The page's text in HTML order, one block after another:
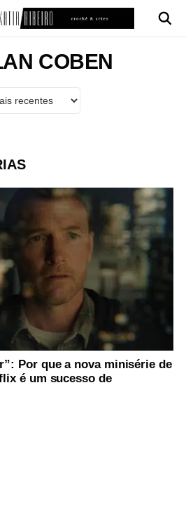
COBEN
Por que a nova minisérie de
é um sucesso de